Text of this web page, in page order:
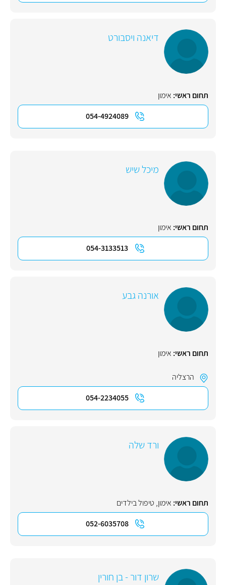
דיאנה ויסבורט
תחום ראשי: אימון
054-4924089
מיכל שיש
תחום ראשי: אימון
054-3133513
אורנה גבע
תחום ראשי: אימון
הרצליה
054-2234055
ורד שלה
תחום ראשי: אימון, טיפול בילדים
052-6035708
שרון דור - בן חורין